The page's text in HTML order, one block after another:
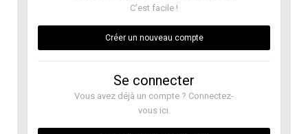
C’est facile !
Créer un nouveau compte
Se connecter
Vous avez déjà un compte ? Connectez-
vous ici.